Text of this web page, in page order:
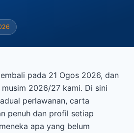
pada 21 Ogos 2026, dan
2026/27 kami. Di sini
perlawanan, carta
penuh dan profil setiap
apa yang belum